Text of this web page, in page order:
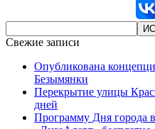
Свежие записи
Опубликована
Безымянки
Перекрытие улицы
дней
Программу Дня города